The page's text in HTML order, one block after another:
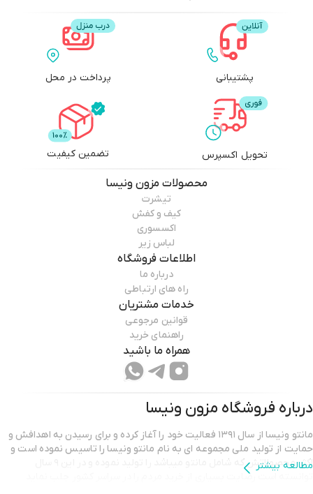
پشتیبانی پرداخت در محل
تحویل اکسپرس تضمین کیفیت
محصولات مزون ونیسا
تیشرت
کیف و کفش
اکسسوری
لباس زیر
اطلاعات فروشگاه
درباره ما
راه های ارتباطی
خدمات مشتریان
قوانین مرجوعی
راهنمای خرید
همراه ما باشید
درباره فروشگاه مزون ونیسا
مانتو ونیسا از سال ۱۳۹۱ فعالیت خود را آغاز کرده و برای رسیدن به اهدافش و
حمایت از تولید ملی مجموعه ای به نام مانتو ونیسا را تاسیس نموده است و
توانسته است رضایت بسیاری از خرید مردم را در سراسر کشور جلب نماید
مطالعه بیشتر